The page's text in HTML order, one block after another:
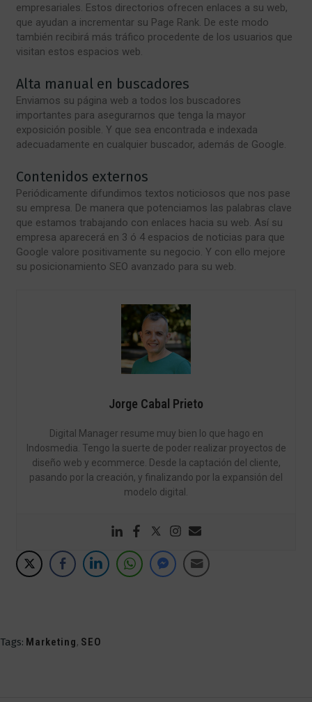
empresariales. Estos directorios ofrecen enlaces a su web,
que ayudan a incrementar su Page Rank. De este modo
también recibirá más tráfico procedente de los usuarios que
visitan estos espacios web.
Alta manual en buscadores
Enviamos su página web a todos los buscadores
importantes para asegurarnos que tenga la mayor
exposición posible. Y que sea encontrada e indexada
adecuadamente en cualquier buscador, además de Google.
Contenidos externos
Periódicamente difundimos textos noticiosos que nos pase
su empresa. De manera que potenciamos las palabras clave
que estamos trabajando con enlaces hacia su web. Así su
empresa aparecerá en 3 ó 4 espacios de noticias para que
Google valore positivamente su negocio. Y con ello mejore
su posicionamiento SEO avanzado para su web.
Jorge Cabal Prieto
Digital Manager resume muy bien lo que hago en
Indosmedia. Tengo la suerte de poder realizar proyectos de
diseño web y ecommerce. Desde la captación del cliente,
pasando por la creación, y finalizando por la expansión del
modelo digital.
Tags: Marketing, SEO